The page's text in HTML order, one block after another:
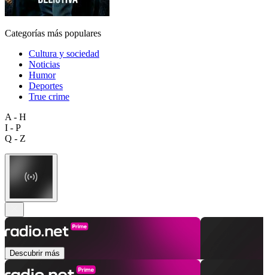
Categorías más populares
Cultura y sociedad
Noticias
Humor
Deportes
True crime
A - H
I - P
Q - Z
Descubrir más